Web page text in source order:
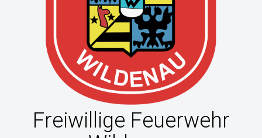
Freiwillige Feuerwehr